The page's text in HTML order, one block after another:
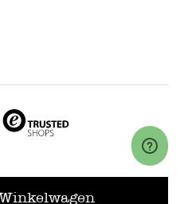
(Nederland) B.V.